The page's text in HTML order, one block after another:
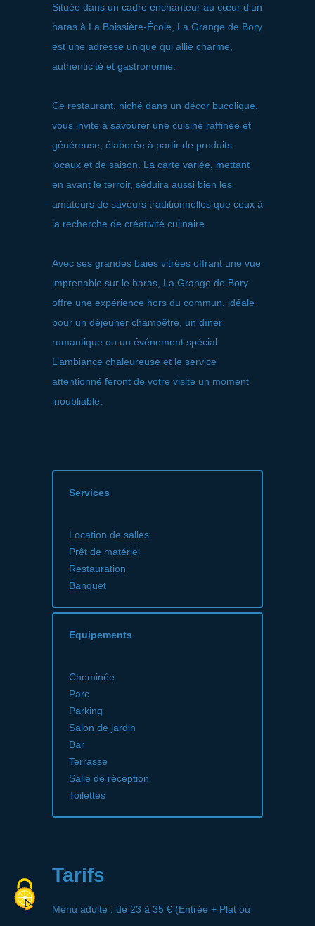
Située dans un cadre enchanteur au cœur d’un
haras à La Boissière-École, La Grange de Bory
est une adresse unique qui allie charme,
authenticité et gastronomie.
Ce restaurant, niché dans un décor bucolique,
vous invite à savourer une cuisine raffinée et
généreuse, élaborée à partir de produits
locaux et de saison. La carte variée, mettant
en avant le terroir, séduira aussi bien les
amateurs de saveurs traditionnelles que ceux à
la recherche de créativité culinaire.
Avec ses grandes baies vitrées offrant une vue
imprenable sur le haras, La Grange de Bory
offre une expérience hors du commun, idéale
pour un déjeuner champêtre, un dîner
romantique ou un événement spécial.
L’ambiance chaleureuse et le service
attentionné feront de votre visite un moment
inoubliable.
Services
Location de salles
Prêt de matériel
Restauration
Banquet
Equipements
Cheminée
Parc
Parking
Salon de jardin
Bar
Terrasse
Salle de réception
Toilettes
Tarifs
Menu adulte : de 23 à 35 € (Entrée + Plat ou